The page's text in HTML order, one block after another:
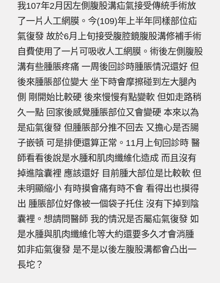
我107年2月因左側腹股溝疝氣接受傳統手術放
了一片人工網膜。今(109)年上半年同樣部位疝
氣復發 故於6月上旬接受腹腔鏡腹股溝修補手術
自費使用了一片可吸收人工網膜。術後左側腹股
溝有些腫脹疼痛 一周後回診時腫脹情況還好 但
後來腫脹部位變大 坐下時會摩擦碰到左大腿內
側 剛開始比較硬 後來慢慢有點變軟 但如走路稍
久一點 回家後感覺腫脹部位又會變硬 本來以為
是疝氣復發 但腫脹部分推不回去 又擔心是否腸
子嵌頓 可是排便還算正常。11月上旬回診時 醫
師看看後說是水腫和肌肉纖維化造成 而且沒有
掉進陰囊裡 應該還好 目前腫大部位是比較軟 但
未明顯縮小 有時摸會痛有時不會 看得出也摸得
出 腫脹部位好像被一個袋子托住 沒有下掉到陰
囊裡。想請問醫師 我的情況是否屬疝氣復發 如
是水腫與肌肉纖維化等大約還要多久才會消腫
如非疝氣復發 是不是以後左腹股溝都會凸出一
長坨？